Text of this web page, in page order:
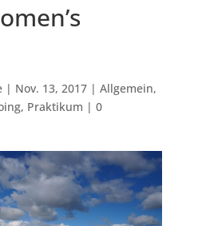
| Nov. 13, 2017| Allgemein,
, Praktikum | 0